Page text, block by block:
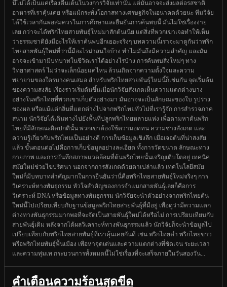
นี้ไม่ได้เป็นแค่เรื่องตื่นเต้นในวงการวิจัยเท่านั้น แต่มันอาจจะส่งผลต่อรสชาติ
อาหารที่เราคุ้นเคย หรือแม้กระทั่งโอกาสทางเศรษฐกิจในอนาคตด้วยนะ ทีมวิจัย
ได้ใช้เวลากันพอสมควรในการศึกษาและยืนยันการค้นพบนี้ มันไม่ใช่เรื่องง่าย
เลย กว่าจะได้พริกไทยสายพันธุ์ใหม่มาสักต้นเนี่ย แต่สิ่งที่พวกเขาเจอทำให้เห็น
ว่าธรรมชาติยังมีอะไรให้เราค้นพบอีกเยอะจริงๆ บทความนี้เราจะมาดูกันว่าพริก
ไทยสายพันธุ์ใหม่ที่ว่านี้มีอะไรน่าสนใจบ้าง ทำไมมันถึงมีความสำคัญ และมัน
อาจจะเข้ามามีบทบาทในชีวิตเราได้อย่างไรบ้าง การค้นพบสิ่งใหม่ๆ ทาง
วิทยาศาสตร์ ไม่ว่าจะเล็กน้อยแค่ไหน ล้วนเกิดจากความตั้งใจและความ
พยายามของใครบางคนเสมอ สำหรับพริกไทยสายพันธุ์ใหม่นี้ก็เช่นกัน จุดเริ่มต้น
ของความสงสัย เรื่องราวเริ่มต้นขึ้นเมื่อนักวิจัยสังเกตเห็นความแตกต่างบาง
อย่างในพริกไทยที่พวกเขาเก็บตัวอย่างมา มันอาจจะเป็นลักษณะของใบ รูปร่าง
ของผล หรือแม้แต่กลิ่นที่แตกต่างไปจากพริกไทยทั่วไปที่เรารู้จัก การสำรวจภาค
สนาม นักวิจัยได้เดินทางไปยังพื้นที่ปลูกพริกไทยหลายแห่ง เพื่อตามหาต้นพริก
ไทยที่มีลักษณะผิดปกตินั้น พวกเขาต้องใช้ความอดทน ความช่างสังเกต และ
ความรู้เกี่ยวกับพริกไทยเป็นอย่างดี การเก็บข้อมูลเชิงลึก เมื่อเจอต้นที่น่าสงสัย
แล้ว ขั้นตอนต่อไปคือการเก็บข้อมูลอย่างละเอียด ทั้งการวัดขนาด ลักษณะทาง
กายภาพ และการบันทึกสภาพแวดล้อมที่ต้นพริกไทยนั้นเจริญเติบโตอยู่ เทคนิค
สมัยใหม่ช่วยไขปริศนา นอกจากการสังเกตด้วยตาเปล่าแล้ว เทคโนโลยีสมัย
ใหม่ก็มีบทบาทสำคัญมากในการยืนยันว่านี่คือพริกไทยสายพันธุ์ใหม่จริงๆ การ
วิเคราะห์ทางพันธุกรรม หัวใจสำคัญของการจำแนกสายพันธุ์เลยก็คือการ
วิเคราะห์ DNA หรือข้อมูลทางพันธุกรรม นักวิจัยจะนำตัวอย่างจากพริกไทยต้น
ใหม่นี้ไปเปรียบเทียบกับฐานข้อมูลพริกไทยสายพันธุ์ที่มีอยู่ เพื่อดูว่ามีความแตก
ต่างทางพันธุกรรมมากพอที่จะจัดเป็นสายพันธุ์ใหม่ได้หรือไม่ การเปรียบเทียบกับ
สายพันธุ์เดิม หลังจากได้ผลวิเคราะห์ทางพันธุกรรมแล้ว นักวิจัยก็จะนำข้อมูลไป
เปรียบเทียบกับพริกไทยสายพันธุ์ที่เราคุ้นเคยกันดี เช่น พริกไทยดำ พริกไทยขาว
หรือพริกไทยพันธุ์พื้นเมือง เพื่อหาจุดเด่นและความแตกต่างที่ชัดเจน ระยะเวลา
และความทุ่มเท กระบวนการทั้งหมดนี้ไม่ใช่เรื่องที่จะเสร็จภายในวันสองวัน...
คำเตือนความร้อนสุดขีด